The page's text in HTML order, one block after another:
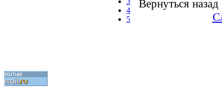
4
5
Вернуться назад